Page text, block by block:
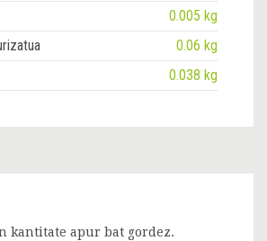
0.005 kg
0.06 kg
0.038 kg
kantitate apur bat gordez.